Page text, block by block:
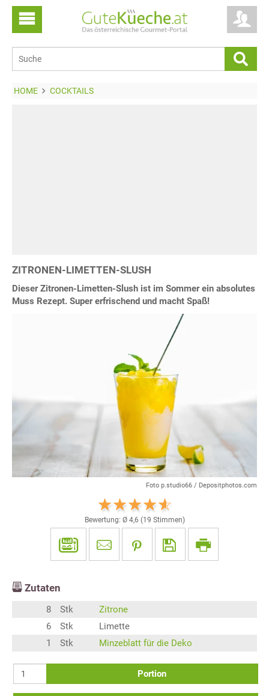
HOME COCKTAILS
ZITRONEN-LIMETTEN-SLUSH
Dieser Zitronen-Limetten-Slush ist im Sommer ein absolutes
Muss Rezept. Super erfrischend und macht Spaß!
Foto p.studio66 / Depositphotos.com
Bewertung: Ø 4,6 (19 Stimmen)
Zutaten
8 Stk
Zitrone
6
Stk
Limette
1
Stk Minzeblatt für die Deko
Portion